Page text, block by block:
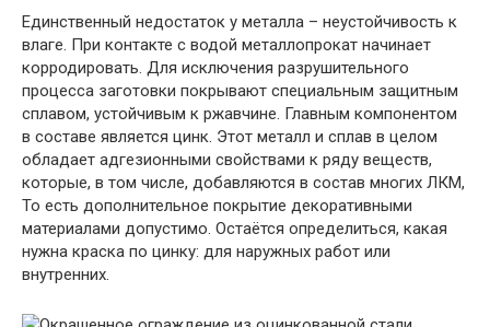
Единственный недостаток у металла – неустойчивость к
влаге. При контакте с водой металлопрокат начинает
корродировать. Для исключения разрушительного
процесса заготовки покрывают специальным защитным
сплавом, устойчивым к ржавчине. Главным компонентом
в составе является цинк. Этот металл и сплав в целом
обладает адгезионными свойствами к ряду веществ,
которые, в том числе, добавляются в состав многих ЛКМ,
То есть дополнительное покрытие декоративными
материалами допустимо. Остаётся определиться, какая
нужна краска по цинку: для наружных работ или
внутренних.